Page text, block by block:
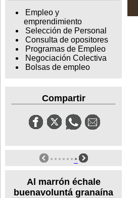
Empleo y
emprendimiento
Selección de Personal
Consulta de opositores
Programas de Empleo
Negociación Colectiva
Bolsas de empleo
Compartir
Al marrón échale
buenavoluntá granaína